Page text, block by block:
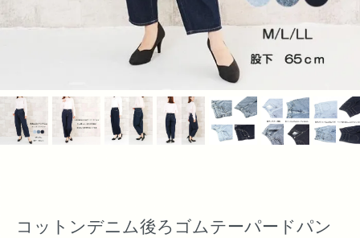
コットンデニム後ろゴムテーパードパン